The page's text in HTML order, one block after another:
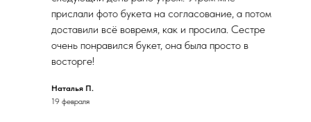
однозначно
теперь только в
Рекомендую
19 декабря 2025